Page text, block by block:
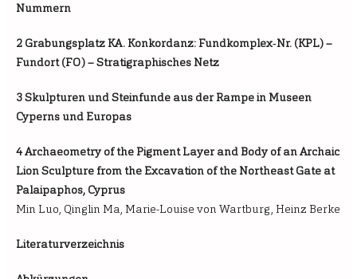
Nummern
2 Grabungsplatz KA. Konkordanz: Fundkomplex‑Nr. (KPL) –
Fundort (FO) – Stratigraphisches Netz
3 Skulpturen und Steinfunde aus der Rampe in Museen
Cyperns und Europas
4 Archaeometry of the Pigment Layer and Body of an Archaic
Lion Sculpture from the Excavation of the Northeast Gate at
Palaipaphos, Cyprus
Min Luo, Qinglin Ma, Marie-Louise von Wartburg, Heinz Berke
Literaturverzeichnis